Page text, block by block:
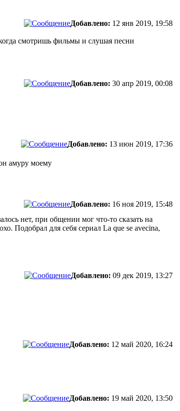
Добавлено: 12 янв 2019, 19:58
смотришь фильмы и слушая песни
Добавлено: 30 апр 2019, 00:08
Добавлено: 13 июн 2019, 17:36
амуру моему
Добавлено: 16 ноя 2019, 15:48
нет, при общении мог что-то сказать на
Подобрал для себя сериал La que se avecina,
Добавлено: 09 дек 2019, 13:27
Добавлено: 12 май 2020, 16:24
Добавлено: 19 май 2020, 13:50